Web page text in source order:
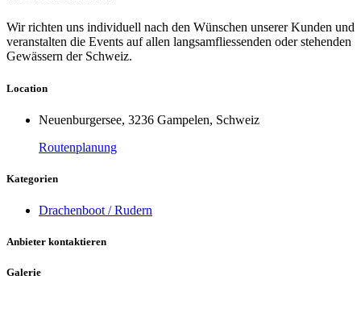
Wir richten uns individuell nach den Wünschen unserer Kunden und
veranstalten die Events auf allen langsamfliessenden oder stehenden
Gewässern der Schweiz.
Location
Neuenburgersee, 3236 Gampelen, Schweiz
Routenplanung
Kategorien
Drachenboot / Rudern
Anbieter kontaktieren
Galerie